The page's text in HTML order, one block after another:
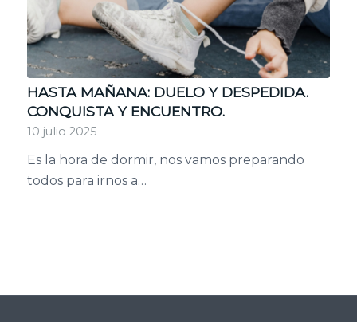
HASTA MAÑANA: DUELO Y DESPEDIDA.
CONQUISTA Y ENCUENTRO.
10 julio 2025
Es la hora de dormir, nos vamos preparando
todos para irnos a…